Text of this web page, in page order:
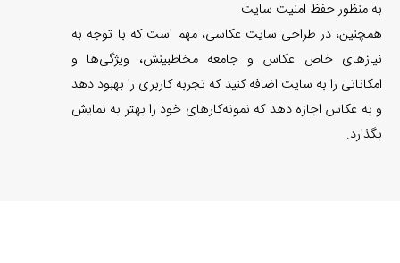
به منظور حفظ امنیت سایت.
همچنین، در طراحی سایت عکاسی، مهم است که با توجه به
نیازهای خاص عکاس و جامعه مخاطبینش، ویژگی‌ها و
امکاناتی را به سایت اضافه کنید که تجربه کاربری را بهبود دهد
و به عکاس اجازه دهد که نمونه‌کارهای خود را بهتر به نمایش
بگذارد.